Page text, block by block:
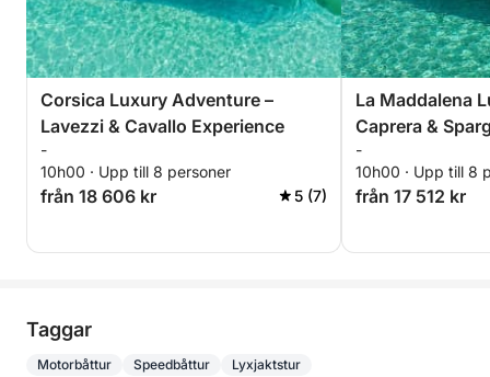
Corsica Luxury Adventure –
Lavezzi & Cavallo Experience
-
10h00 · Upp till 8 personer
från 18 606 kr 5 (7)
La Maddalena
Caprera &
-
10h00 · Upp till 8
från 17 512 kr
Taggar
Motorbåttur Speedbåttur Lyxjaktstur